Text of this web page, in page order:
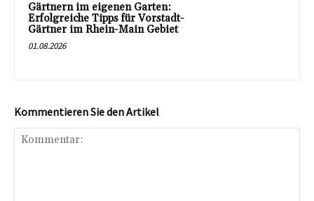
Gärtnern im eigenen Garten:
Erfolgreiche Tipps für Vorstadt-
Gärtner im Rhein-Main Gebiet
01.08.2026
Kommentieren Sie den Artikel